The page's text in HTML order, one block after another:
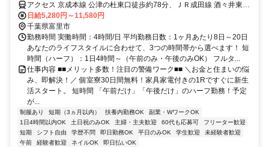
アクセス 京成本線 公津の杜東口徒歩約78分、ＪＲ成田線 酒々井東口
徒歩約87分、京成本線 宗吾参道出入口1徒歩約92分 千葉県富里市エ
リア
日給5,280円～11,580円
千葉県富里市
勤務時間 実働時間：4時間/日 平均勤務日数：1ヶ月あたり8日～20日
あなたのライフスタイルに合わせて、3つの時間帯から選べます！ 短
時間（ハーフ）：1日4時間～（午前のみ・午後のみOK） フルタ...
仕事内容 ■■メリット多数！注目の警備ワーク■■ ＼お金と住まいの悩
み、即解決！／ 個室寮30日間無料！家具家電付きの1Rですぐに新生
活スタート。 短時間 「午前だけ」「午後だけ」のハーフ勤務！予定
が...
制服あり 短期（3ヵ月以内） 扶養内勤務OK
副業・WワークOK
1日4時間以内OK
土日祝のみOK 主婦・主夫歓迎 60代も応募可
フリーター歓迎
短期
シフト自由 学歴不問 即日勤務OK 平日のみOK 学生歓迎
未経験者歓迎
午前
経験者歓迎 ネイルOK 即日払いOK